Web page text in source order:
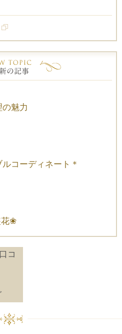
魅力
コーディネート＊
花❀